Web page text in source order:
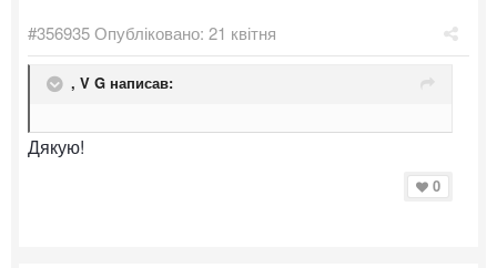
#356935Опубліковано: 21 квітня
, V G написав:
Дякую!
0